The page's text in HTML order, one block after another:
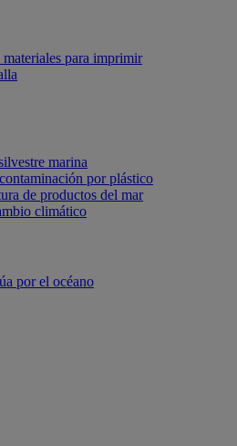
para imprimir
marina
por plástico
de productos del mar
climático
por el océano